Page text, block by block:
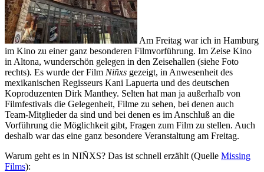
Am Freitag war ich in Hamburg
im Kino zu einer ganz besonderen Filmvorführung. Im Zeise Kino
in Altona, wunderschön gelegen in den Zeisehallen (siehe Foto
rechts). Es wurde der Film Niñxs gezeigt, in Anwesenheit des
mexikanischen Regisseurs Kani Lapuerta und des deutschen
Koproduzenten Dirk Manthey. Selten hat man ja außerhalb von
Filmfestivals die Gelegenheit, Filme zu sehen, bei denen auch
Team-Mitglieder da sind und bei denen es im Anschluß an die
Vorführung die Möglichkeit gibt, Fragen zum Film zu stellen. Auch
deshalb war das eine ganz besondere Veranstaltung am Freitag.
Warum geht es in NIÑXS? Das ist schnell erzählt (Quelle Missing
Films):